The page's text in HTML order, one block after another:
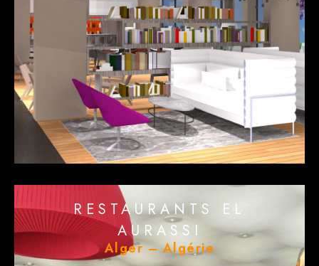
RESTAURANTS EL
AURASSI
Alger – Algérie